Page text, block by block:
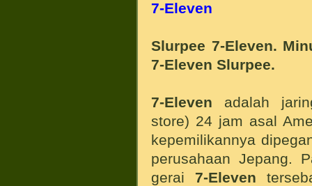
7-Eleven
Slurpee 7-Eleven.
7-Eleven Slurpee.
7-Eleven adalah
store) 24 jam asal
kepemilikannya
perusahaan Jepang.
gerai 7-Eleven